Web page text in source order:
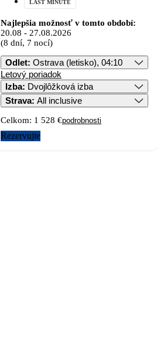
LAST MINUTE
Najlepšia možnosť v tomto období:
20.08 - 27.08.2026
(8 dní, 7 nocí)
Odlet: Ostrava (letisko), 04:10
Letový poriadok
Izba: Dvojlôžková izba
Strava: All inclusive
Celkom: 1 528 €podrobnosti
Rezervujte